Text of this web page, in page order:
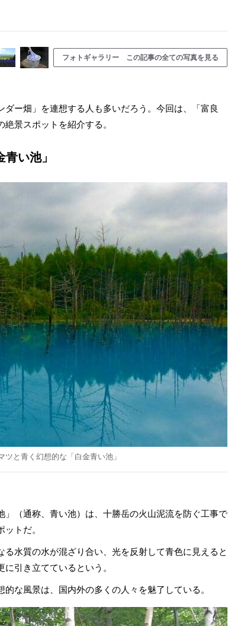
フォトギャラリー この記事の全ての写真を見る
ー畑」を連想する人も多いだろう。今回は、「富良
景スポットを紹介する。
い池」
ツと青く幻想的な「白金青い池」
（通称、青い池）は、十勝岳の火山泥流を防ぐ工事で
トだ。
水質の水が混ざり合い、光を反射して青色に見えると
引き立てているという。
な風景は、国内外の多くの人々を魅了している。